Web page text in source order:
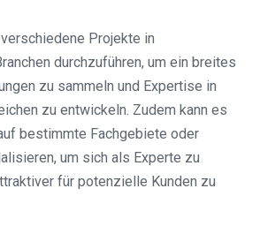
Projekte in
durchzuführen, um ein breites
zu sammeln und Expertise in
zu entwickeln. Zudem kann es
bestimmte Fachgebiete oder
um sich als Experte zu
für potenzielle Kunden zu